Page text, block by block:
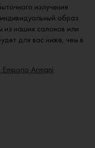
излучения
образ.
из наших салонов или
для вас ниже, чем в
Armani